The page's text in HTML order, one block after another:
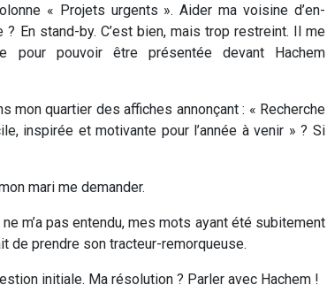
« Projets urgents ». Aider ma voisine d’en-
En stand-by. C’est bien, mais trop restreint. Il me
pour pouvoir être présentée devant Hachem
quartier des affiches annonçant : « Recherche
inspirée et motivante pour l’année à venir » ? Si
mari me demander.
m’a pas entendu, mes mots ayant été subitement
de prendre son tracteur-remorqueuse.
initiale. Ma résolution ? Parler avec Hachem !